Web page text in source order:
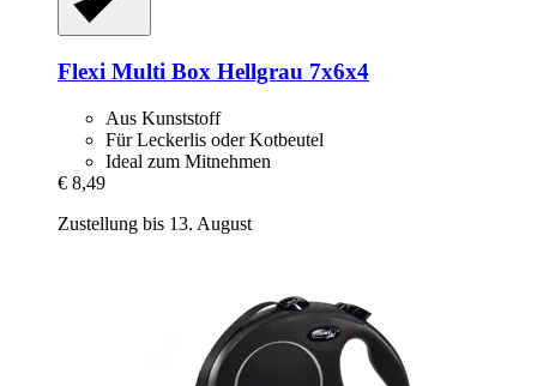
Flexi Multi Box Hellgrau 7x6x4
Aus Kunststoff
Für Leckerlis oder Kotbeutel
Ideal zum Mitnehmen
€ 8,49
Zustellung bis 13. August